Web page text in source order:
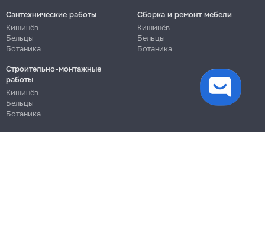
Сантехнические работы
Кишинёв
Бельцы
Ботаника
Сборка и ремонт мебели
Кишинёв
Бельцы
Ботаника
Строительно-монтажные
работы
Кишинёв
Бельцы
Ботаника